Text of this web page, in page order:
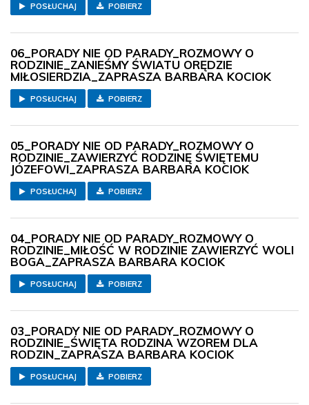
POSŁUCHAJ POBIERZ
06_PORADY NIE OD PARADY_ROZMOWY O
RODZINIE_ZANIEŚMY ŚWIATU ORĘDZIE
MIŁOSIERDZIA_ZAPRASZA BARBARA KOCIOK
POSŁUCHAJ POBIERZ
05_PORADY NIE OD PARADY_ROZMOWY O
RODZINIE_ZAWIERZYĆ RODZINĘ ŚWIĘTEMU
JÓZEFOWI_ZAPRASZA BARBARA KOCIOK
POSŁUCHAJ POBIERZ
04_PORADY NIE OD PARADY_ROZMOWY O
RODZINIE_MIŁOŚĆ W RODZINIE ZAWIERZYĆ WOLI
BOGA_ZAPRASZA BARBARA KOCIOK
POSŁUCHAJ POBIERZ
03_PORADY NIE OD PARADY_ROZMOWY O
RODZINIE_ŚWIĘTA RODZINA WZOREM DLA
RODZIN_ZAPRASZA BARBARA KOCIOK
POSŁUCHAJ POBIERZ